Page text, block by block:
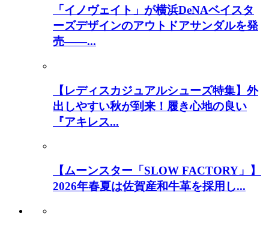
「イノヴェイト」が横浜DeNAベイスタ
ーズデザインのアウトドアサンダルを発
売――...
【レディスカジュアルシューズ特集】外
出しやすい秋が到来！履き心地の良い
『アキレス...
【ムーンスター「SLOW FACTORY」】
2026年春夏は佐賀産和牛革を採用し...